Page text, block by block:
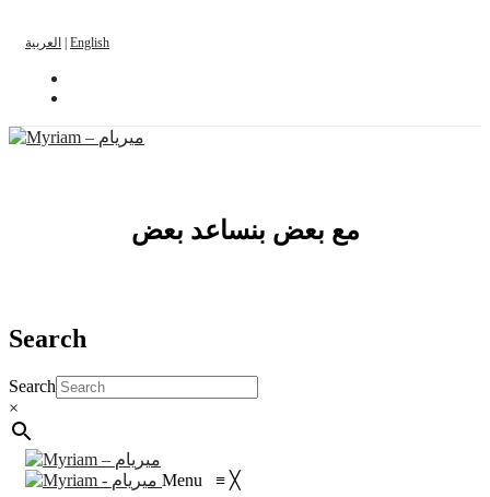
العربية English
مع بعض بنساعد بعض
Search
Search
×
Menu ≡ ╳